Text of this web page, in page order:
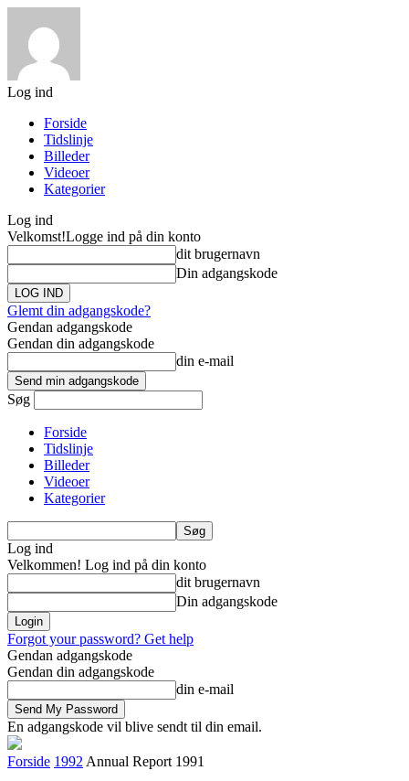
Log ind
Forside
Tidslinje
Billeder
Videoer
Kategorier
Log ind
Velkomst!Logge ind på din konto
dit brugernavn
Din adgangskode
Glemt din adgangskode?
Gendan adgangskode
Gendan din adgangskode
din e-mail
Søg
Forside
Tidslinje
Billeder
Videoer
Kategorier
Log ind
Velkommen! Log ind på din konto
dit brugernavn
Din adgangskode
Forgot your password? Get help
Gendan adgangskode
Gendan din adgangskode
din e-mail
En adgangskode vil blive sendt til din email.
Forside 1992 Annual Report 1991